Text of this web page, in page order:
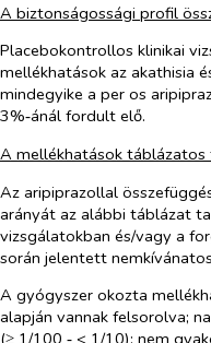
A biztonságossági profil
Placebokontrollos klinikai
mellékhatások az akathisia
mindegyike a per os
3%‑ánál fordult elő.
A mellékhatások táblázatos
Az aripiprazollal
arányát az alábbi táblázat
vizsgálatokban és/vagy a
során jelentett
A gyógyszer okozta
alapján vannak felsorolva;